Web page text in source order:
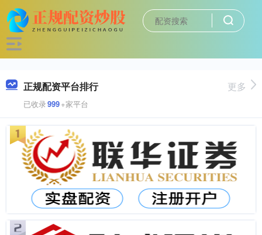
正规配资平台排行
已收录999+家平台
更多